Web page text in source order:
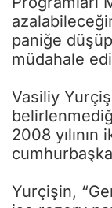
paniğe
müdahale
Vasiliy
2008
Yurçişin,